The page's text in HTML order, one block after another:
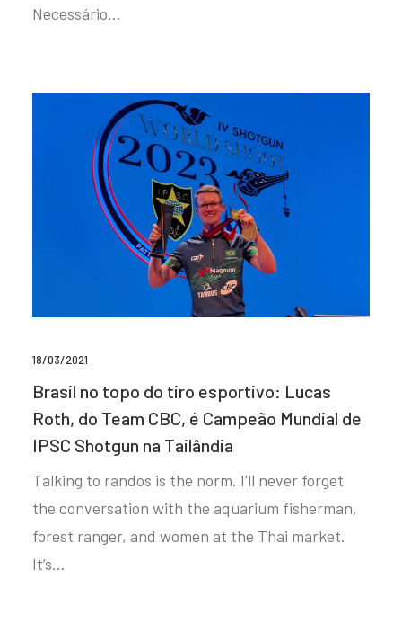
Necessário…
18/03/2021
Brasil no topo do tiro esportivo: Lucas
Roth, do Team CBC, é Campeão Mundial de
IPSC Shotgun na Tailândia
Talking to randos is the norm. I’ll never forget
the conversation with the aquarium fisherman,
forest ranger, and women at the Thai market.
It’s…